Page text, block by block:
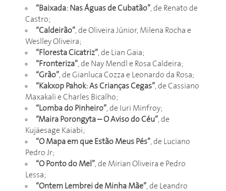
“Baixada: Nas Águas de Cubatão”, de Renato de
Castro;
“Caldeirão”, de Oliveira Júnior, Milena Rocha e
Weslley Oliveira;
“Floresta Cicatriz”, de Lian Gaia;
“Fronteriza”, de Nay Mendl e Rosa Caldeira;
“Grão”, de Gianluca Cozza e Leonardo da Rosa;
“Kakxop Pahok: As Crianças Cegas”, de Cassiano
Maxakali e Charles Bicalho;
“Lomba do Pinheiro”, de Iuri Minfroy;
“Maira Porongyta – O Aviso do Céu”, de
Kujäesage Kaiabi;
“O Mapa em que Estão Meus Pés”, de Luciano
Pedro Jr;
“O Ponto do Mel”, de Mirian Oliveira e Pedro
Lessa;
“Ontem Lembrei de Minha Mãe”, de Leandro